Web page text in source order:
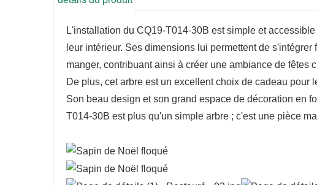
L'installation du CQ19-T014-30B est simple et
leur intérieur. Ses dimensions lui permettent de
manger, contribuant ainsi à créer une ambiance de fêtes
De plus, cet arbre est un excellent choix de cadeau
Son beau design et son grand espace de décoration en
T014-30B est plus qu'un simple arbre ; c'est une pièce